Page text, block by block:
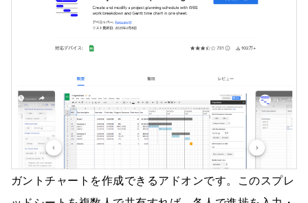
ガントチャートを作成できるアドオンです。このスプレ